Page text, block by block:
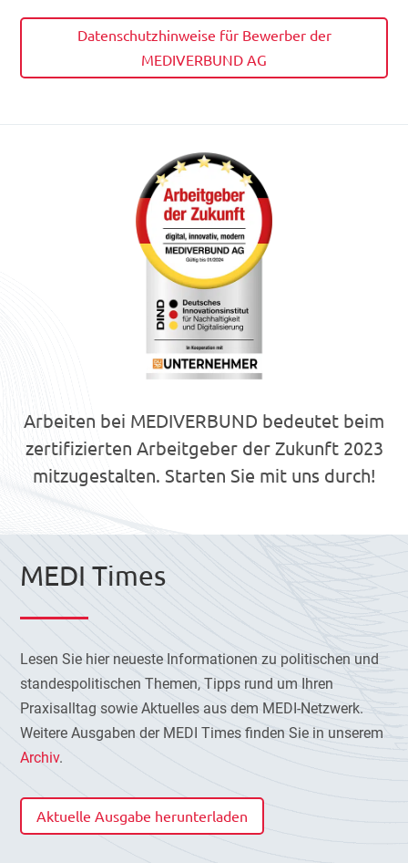
Datenschutzhinweise für Bewerber der
MEDIVERBUND AG
Arbeiten bei MEDIVERBUND bedeutet beim
zertifizierten Arbeitgeber der Zukunft 2023
mitzugestalten. Starten Sie mit uns durch!
MEDI Times
Lesen Sie hier neueste Informationen zu politischen und
standespolitischen Themen, Tipps rund um Ihren
Praxisalltag sowie Aktuelles aus dem MEDI-Netzwerk.
Weitere Ausgaben der MEDI Times finden Sie in unserem
Archiv.
Aktuelle Ausgabe herunterladen